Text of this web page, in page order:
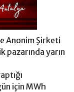
Anonim Şirketi
pazarında yarın
için MWh